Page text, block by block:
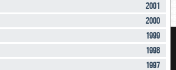
2001
2000
1999
1998
1997